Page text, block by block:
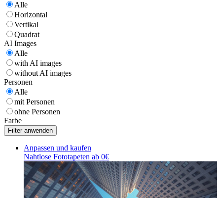
Alle
Horizontal
Vertikal
Quadrat
AI Images
Alle
with AI images
without AI images
Personen
Alle
mit Personen
ohne Personen
Farbe
Anpassen und kaufen
Nahtlose Fototapeten ab 0€